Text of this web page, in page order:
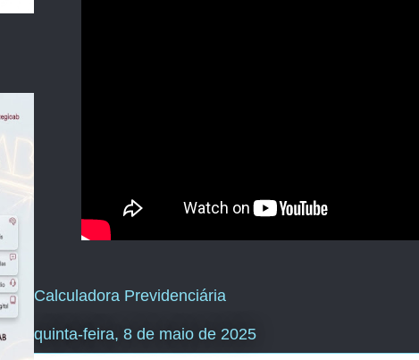
Calculadora Previdenciária
quinta-feira, 8 de maio de 2025